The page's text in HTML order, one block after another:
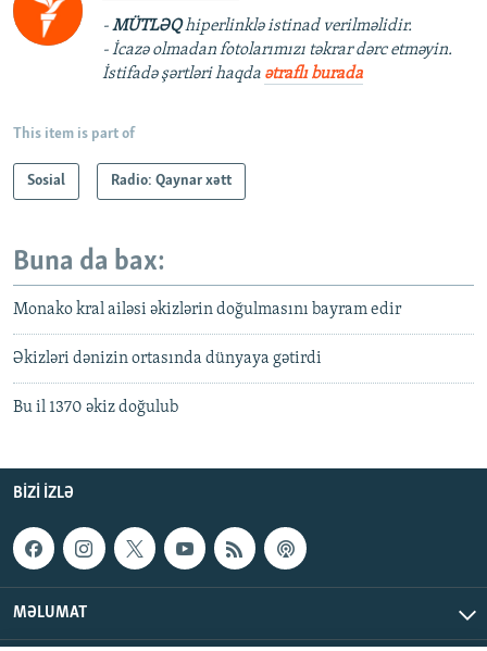
-MÜTLƏQhiperlinklə istinad verilməlidir.
- İcazə olmadan fotolarımızı təkrar dərc etməyin.
İstifadə şərtləri haqda ətraflı burada
This item is part of
Sosial Radio: Qaynar xətt
Buna da bax:
Monako kral ailəsi əkizlərin doğulmasını bayram edir
Əkizləri dənizin ortasında dünyaya gətirdi
Bu il 1370 əkiz doğulub
BIZI IZLƏ
MƏLUMAT